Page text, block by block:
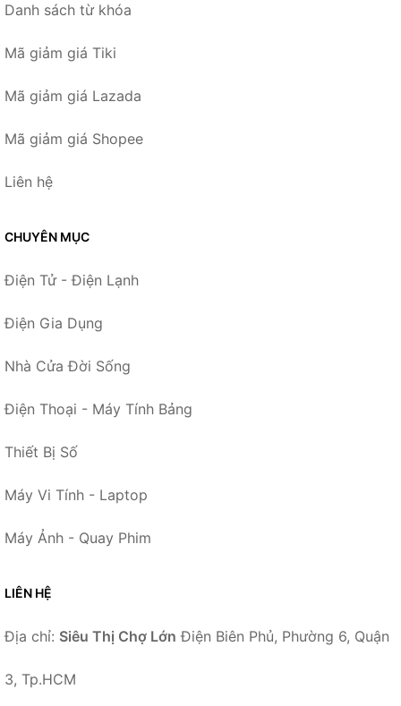
Danh sách từ khóa
Mã giảm giá Tiki
Mã giảm giá Lazada
Mã giảm giá Shopee
Liên hệ
CHUYÊN MỤC
Điện Tử - Điện Lạnh
Điện Gia Dụng
Nhà Cửa Đời Sống
Điện Thoại - Máy Tính Bảng
Thiết Bị Số
Máy Vi Tính - Laptop
Máy Ảnh - Quay Phim
LIÊN HỆ
Địa chỉ: Siêu Thị Chợ Lớn Điện Biên Phủ, Phường 6, Quận
3, Tp.HCM